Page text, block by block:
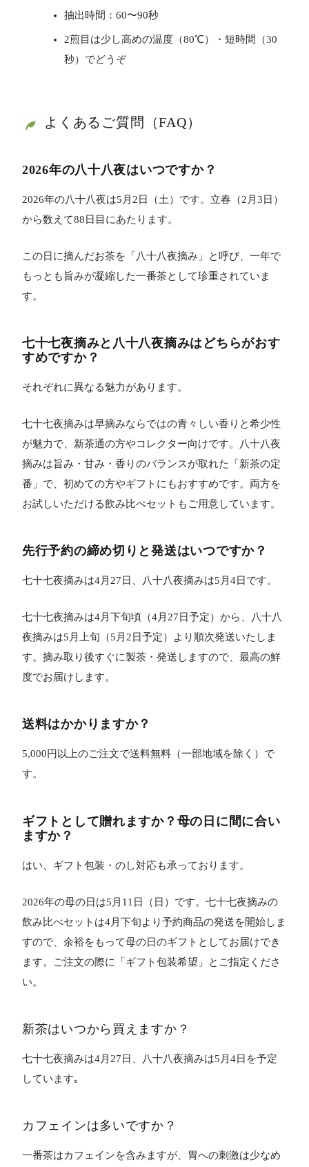
抽出時間：60〜90秒
2煎目は少し高めの温度（80℃）・短時間（30
秒）でどうぞ
よくあるご質問（FAQ）
2026年の八十八夜はいつですか？
2026年の八十八夜は5月2日（土）です。立春（2月3日）
から数えて88日目にあたります。
この日に摘んだお茶を「八十八夜摘み」と呼び、一年で
もっとも旨みが凝縮した一番茶として珍重されていま
す。
七十七夜摘みと八十八夜摘みはどちらがおす
すめですか？
それぞれに異なる魅力があります。
七十七夜摘みは早摘みならではの青々しい香りと希少性
が魅力で、新茶通の方やコレクター向けです。八十八夜
摘みは旨み・甘み・香りのバランスが取れた「新茶の定
番」で、初めての方やギフトにもおすすめです。両方を
お試しいただける飲み比べセットもご用意しています。
先行予約の締め切りと発送はいつですか？
七十七夜摘みは4月27日、八十八夜摘みは5月4日です。
七十七夜摘みは4月下旬頃（4月27日予定）から、八十八
夜摘みは5月上旬（5月2日予定）より順次発送いたしま
す。摘み取り後すぐに製茶・発送しますので、最高の鮮
度でお届けします。
送料はかかりますか？
5,000円以上のご注文で送料無料（一部地域を除く）で
す。
ギフトとして贈れますか？母の日に間に合い
ますか？
はい、ギフト包装・のし対応も承っております。
2026年の母の日は5月11日（日）です。七十七夜摘みの
飲み比べセットは4月下旬より予約商品の発送を開始しま
すので、余裕をもって母の日のギフトとしてお届けでき
ます。ご注文の際に「ギフト包装希望」とご指定くださ
い。
新茶はいつから買えますか？
七十七夜摘みは4月27日、八十八夜摘みは5月4日を予定
しています｡
カフェインは多いですか？
一番茶はカフェインを含みますが、胃への刺激は少なめ